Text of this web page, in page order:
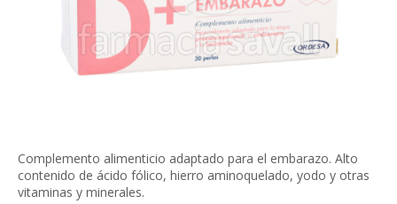
Complemento alimenticio adaptado para el embarazo. Alto
contenido de ácido fólico, hierro aminoquelado, yodo y otras
vitaminas y minerales.